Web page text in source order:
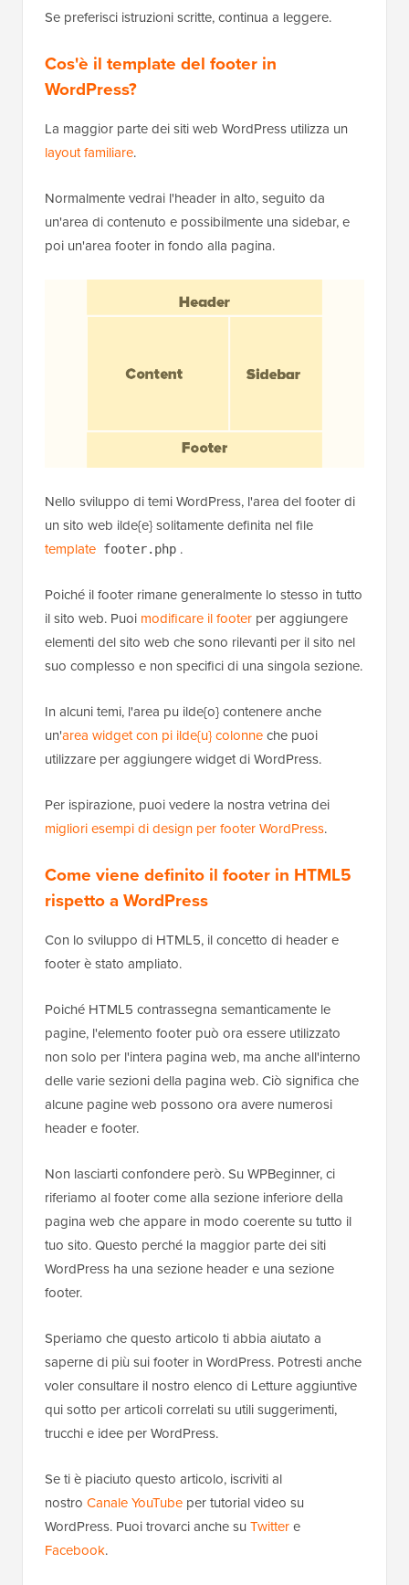
Se preferisci istruzioni scritte, continua a leggere.
Cos'è il template del footer in
WordPress?
La maggior parte dei siti web WordPress utilizza un
layout familiare.
Normalmente vedrai l'header in alto, seguito da
un'area di contenuto e possibilmente una sidebar, e
poi un'area footer in fondo alla pagina.
Nello sviluppo di temi WordPress, l'area del footer di
un sito web ilde{e} solitamente definita nel file
template footer.php .
Poiché il footer rimane generalmente lo stesso in tutto
il sito web. Puoi modificare il footer per aggiungere
elementi del sito web che sono rilevanti per il sito nel
suo complesso e non specifici di una singola sezione.
In alcuni temi, l'area pu ilde{o} contenere anche
un'area widget con pi ilde{u} colonneche puoi
utilizzare per aggiungere widget di WordPress.
Per ispirazione, puoi vedere la nostra vetrina dei
migliori esempi di design per footer WordPress.
Come viene definito il footer in HTML5
rispetto a WordPress
Con lo sviluppo di HTML5, il concetto di header e
footer è stato ampliato.
Poiché HTML5 contrassegna semanticamente le
pagine, l'elemento footer può ora essere utilizzato
non solo per l'intera pagina web, ma anche all'interno
delle varie sezioni della pagina web. Ciò significa che
alcune pagine web possono ora avere numerosi
header e footer.
Non lasciarti confondere però. Su WPBeginner, ci
riferiamo al footer come alla sezione inferiore della
pagina web che appare in modo coerente su tutto il
tuo sito. Questo perché la maggior parte dei siti
WordPress ha una sezione header e una sezione
footer.
Speriamo che questo articolo ti abbia aiutato a
saperne di più sui footer in WordPress. Potresti anche
voler consultare il nostro elenco di Letture aggiuntive
qui sotto per articoli correlati su utili suggerimenti,
trucchi e idee per WordPress.
Se ti è piaciuto questo articolo, iscriviti al
nostro Canale YouTube per tutorial video su
WordPress. Puoi trovarci anche su Twittere
Facebook.